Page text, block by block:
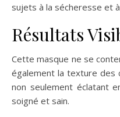
sujets à la sécheresse et
Résultats
Cette masque ne se
également la texture des
non seulement éclatant
soigné et sain.